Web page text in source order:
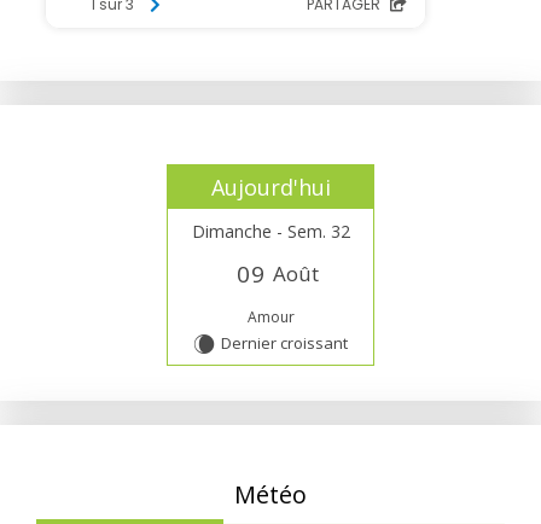
Aujourd'hui
Dimanche - Sem. 32
09 Août
Amour
W Dernier croissant
Météo